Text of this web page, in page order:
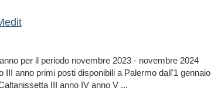
per il periodo novembre 2023 - novembre 2024
anno primi posti disponibili a Palermo dall'1 gennaio
III anno IV anno V ...